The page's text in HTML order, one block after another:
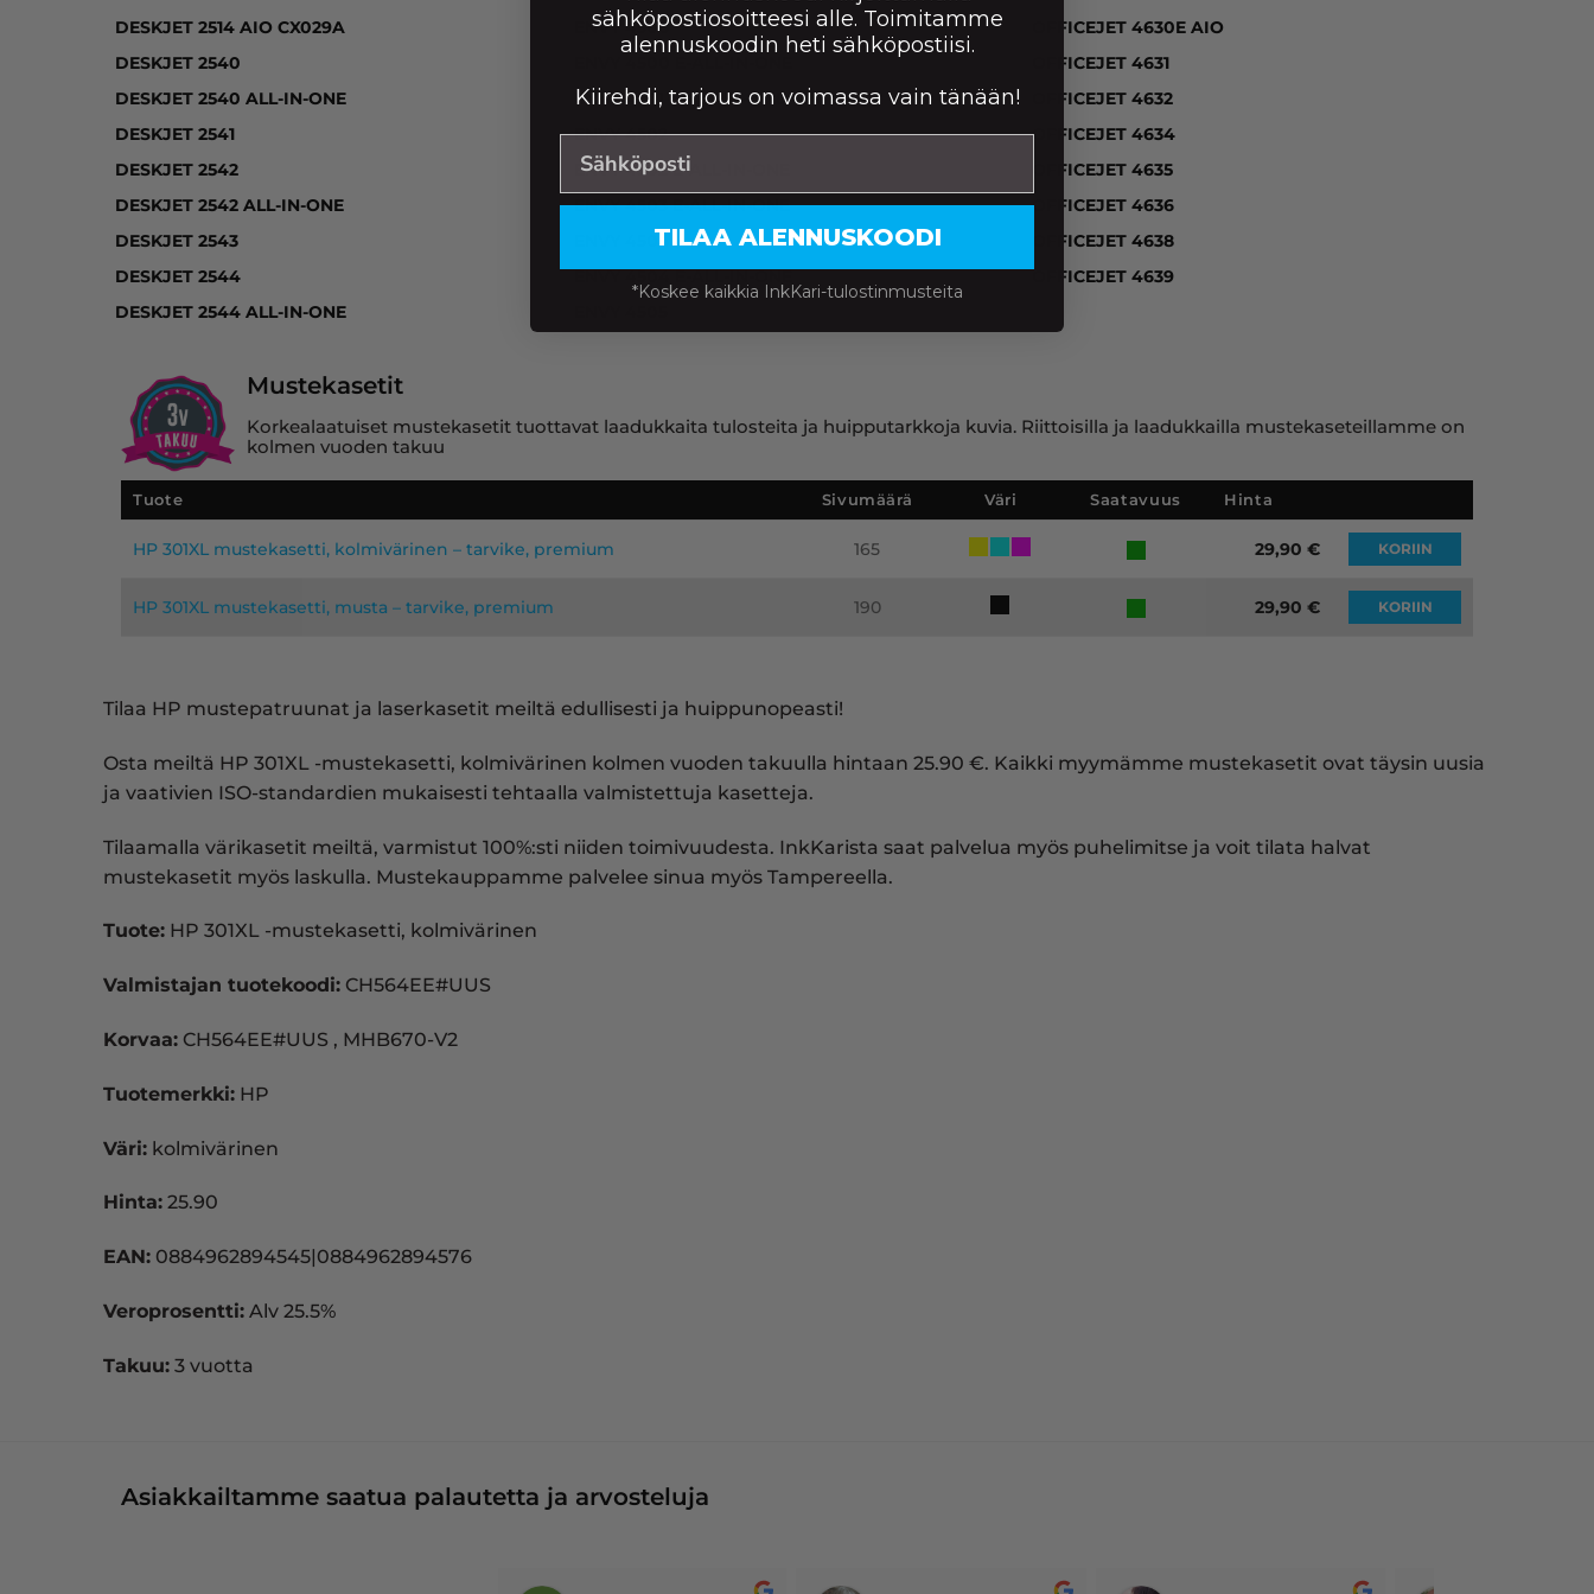
DESKJET 2514 AIO CX029A
DESKJET 2540
DESKJET 2540 ALL-IN-ONE
DESKJET 2541
DESKJET 2542
DESKJET 2542 ALL-IN-ONE
DESKJET 2543
DESKJET 2544
DESKJET 2544 ALL-IN-ONE
ENVY 4500
ENVY 4501 E-ALL-IN-ONE
ENVY 4502
ENVY 4502 E-ALL-IN-ONE
ENVY 4503 E-ALL-IN-ONE
ENVY 4504
ENVY 4504 E-ALL-IN-ONE
OFFICEJET 4630E AIO
OFFICEJET 4631
OFFICEJET 4632
OFFICEJET 4634
OFFICEJET 4635
OFFICEJET 4636
OFFICEJET 4638
OFFICEJET 4639
Mustekasetit
Korkealaatuiset mustekasetit tuottavat laadukkaita tulosteita ja huipputarkkoja kuvia. Riittoisilla ja laadukkailla mustekaseteillamme on
kolmen vuoden takuu
Tuote Sivumäärä Väri Saatavuus Hinta
HP 301XL mustekasetti, kolmivärinen – tarvike, premium 165 29,90€ KORIIN
HP 301XL mustekasetti, musta – tarvike, premium 190 29,90€ KORIIN
Tilaa HP mustepatruunat ja laserkasetit meiltä edullisesti ja huippunopeasti!
Osta meiltä HP 301XL -mustekasetti, kolmivärinen kolmen vuoden takuulla hintaan 25.90 €. Kaikki myymämme mustekasetit ovat täysin uusia
ja vaativien ISO-standardien mukaisesti tehtaalla valmistettuja kasetteja.
Tilaamalla värikasetit meiltä, varmistut 100%:sti niiden toimivuudesta. InkKarista saat palvelua myös puhelimitse ja voit tilata halvat
mustekasetit myös laskulla. Mustekauppamme palvelee sinua myös Tampereella.
Tuote: HP 301XL -mustekasetti, kolmivärinen
Valmistajan tuotekoodi: CH564EE#UUS
Korvaa: CH564EE#UUS , MHB670-V2
Tuotemerkki: HP
Väri: kolmivärinen
Hinta: 25.90
EAN: 0884962894545|0884962894576
Veroprosentti: Alv 25.5%
Takuu: 3 vuotta
Asiakkailtamme saatua palautetta ja arvosteluja
sähköpostiosoitteesi alle. Toimitamme
alennuskoodin heti sähköpostiisi.
Kiirehdi, tarjous on voimassa vain tänään!
TILAA ALENNUSKOODI
*Koskee kaikkia InkKari-tulostinmusteita